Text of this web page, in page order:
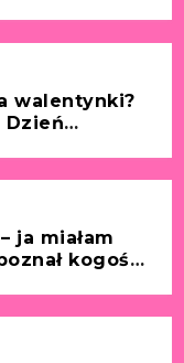
walentynki?
Dzień
ja miałam
kogoś